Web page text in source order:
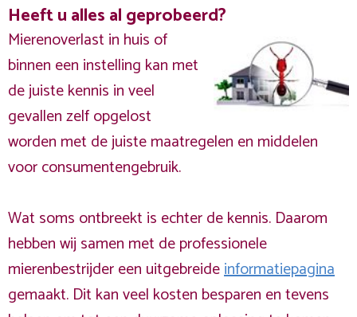
Heeft u alles al geprobeerd?
Mierenoverlast in huis of
binnen een instelling kan met
de juiste kennis in veel
gevallen zelf opgelost
worden met de juiste maatregelen en middelen
voor consumentengebruik.
Wat soms ontbreekt is echter de kennis. Daarom
hebben wij samen met de professionele
mierenbestrijder een uitgebreideinformatiepagina
gemaakt. Dit kan veel kosten besparen en tevens